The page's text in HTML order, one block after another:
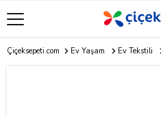
Çiçeksepeti.com Ev Yaşam Ev Tekstili